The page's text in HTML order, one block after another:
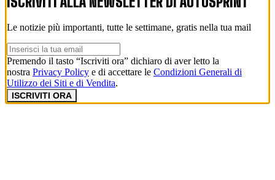
Le notizie più importanti, tutte le settimane, gratis nella tua mail
Premendo il tasto “Iscriviti ora” dichiaro di aver letto la
nostra Privacy Policy e di accettare le Condizioni Generali di
Utilizzo dei Siti e di Vendita.
ISCRIVITI ORA